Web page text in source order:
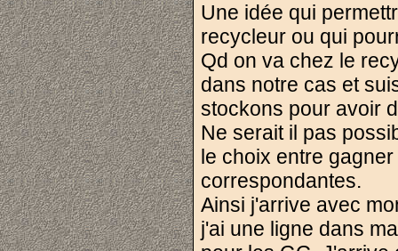
Une idée qui
recycleur ou qui
Qd on va chez le
dans notre cas et
stockons pour avoir
Ne serait il pas
le choix entre
correspondantes.
Ainsi j'arrive avec
j'ai une ligne dans